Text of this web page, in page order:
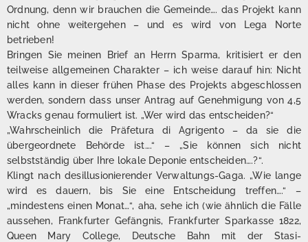
Ordnung, denn wir brauchen die Gemeinde…. das Projekt kann
nicht ohne weitergehen – und es wird von Lega Norte
betrieben!
Bringen Sie meinen Brief an Herrn Sparma, kritisiert er den
teilweise allgemeinen Charakter – ich weise darauf hin: Nicht
alles kann in dieser frühen Phase des Projekts abgeschlossen
werden, sondern dass unser Antrag auf Genehmigung von 4,5
Wracks genau formuliert ist. „Wer wird das entscheiden?“
„Wahrscheinlich die Präfetura di Agrigento – da sie die
übergeordnete Behörde ist….“ – „Sie können sich nicht
selbstständig über Ihre lokale Deponie entscheiden….?“.
Klingt nach desillusionierender Verwaltungs-Gaga. „Wie lange
wird es dauern, bis Sie eine Entscheidung treffen….“ –
„mindestens einen Monat…“, aha, sehe ich (wie ähnlich die Fälle
aussehen, Frankfurter Gefängnis, Frankfurter Sparkasse 1822,
Queen Mary College, Deutsche Bahn mit der Stasi-